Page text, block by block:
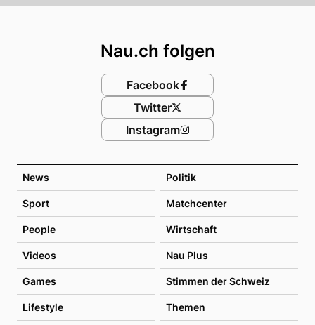
News Politik
Sport Matchcenter
People Wirtschaft
Videos Nau Plus
Games Stimmen der Schweiz
Lifestyle Themen
Nau.ch folgen
Facebook
Twitter
Instagram